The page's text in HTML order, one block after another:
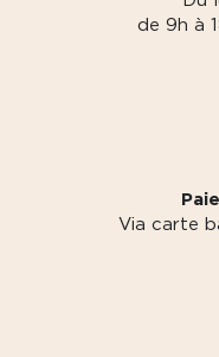
de 9h à
Via carte